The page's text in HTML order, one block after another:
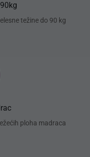
težine do 90 kg
ploha madraca